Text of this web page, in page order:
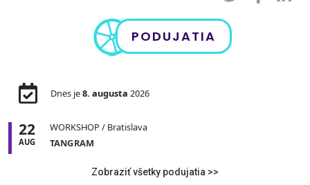
PODUJATIA
Dnes je8. augusta 2026
22
AUG
WORKSHOP / Bratislava
TANGRAM
Zobraziť všetky podujatia >>